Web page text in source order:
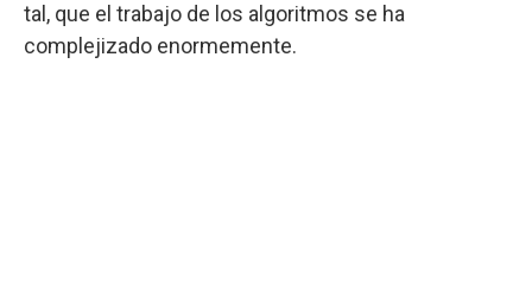
tal, que el trabajo de los algoritmos se ha
complejizado enormemente.